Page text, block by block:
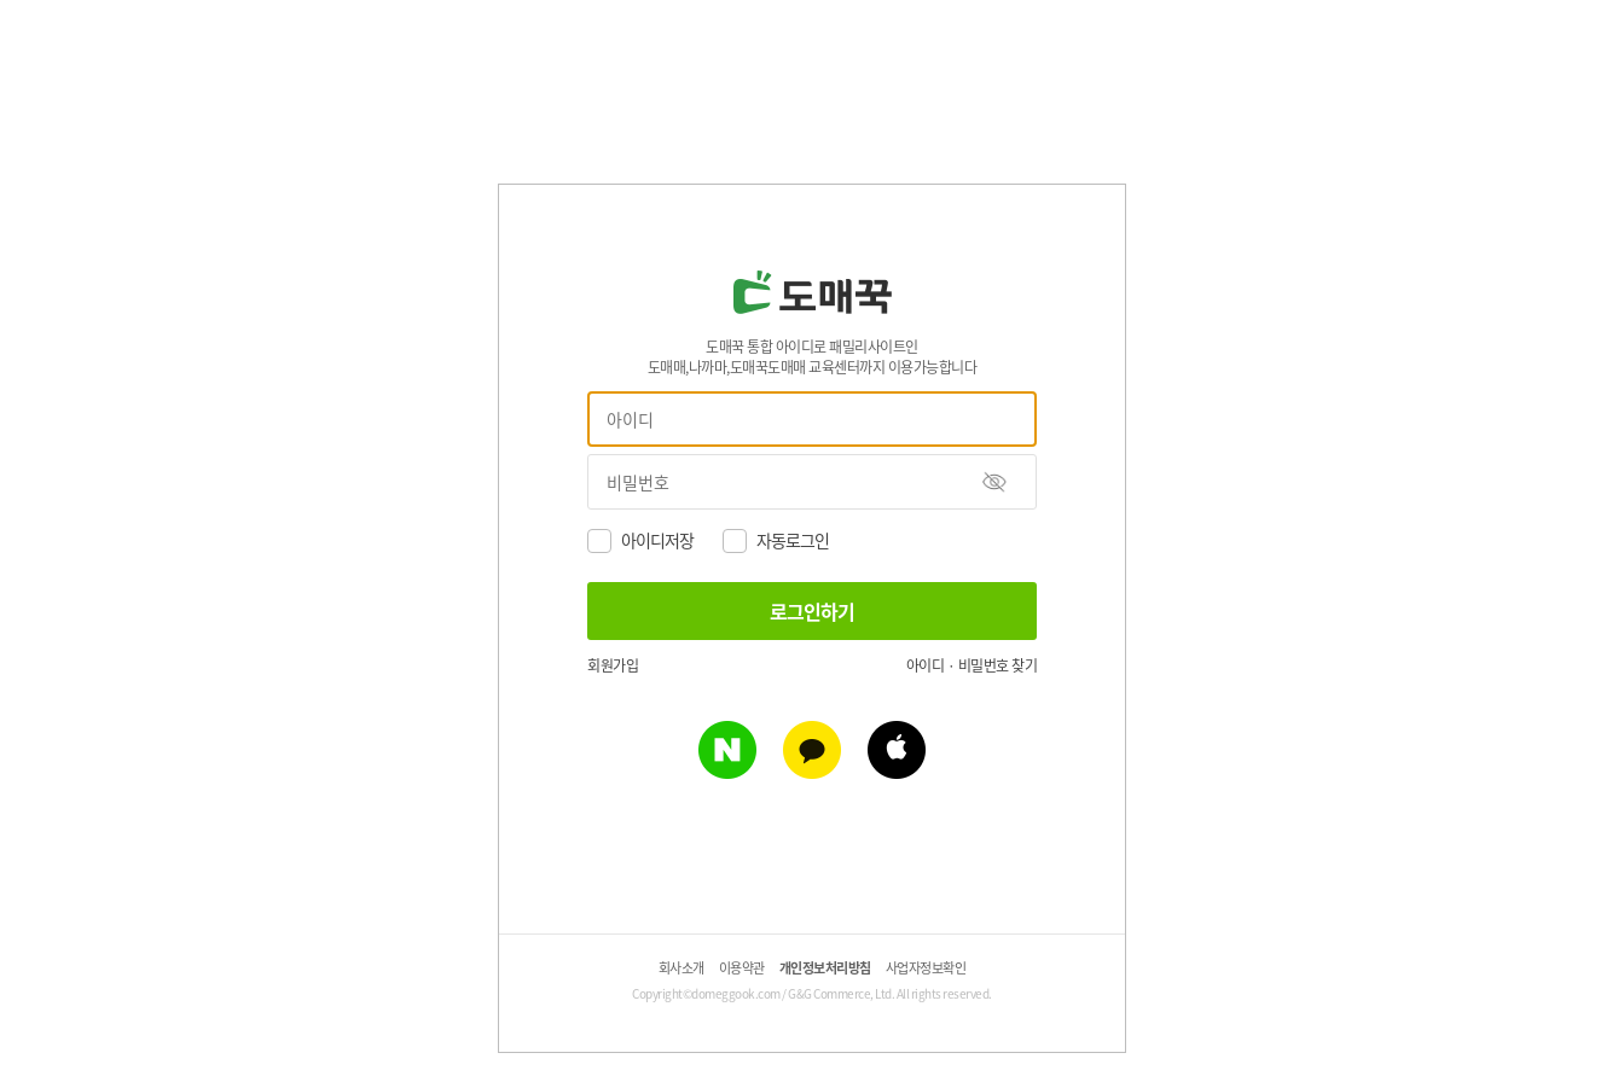
도매꾹 통합 아이디로 패밀리사이트인
도매매,나까마,도매꾹도매매 교육센터까지 이용가능합니다
아이디저장 자동로그인
회원가입 아이디 · 비밀번호 찾기
회사소개 이용약관 개인정보처리방침 사업자정보확인
Copyright©domeggook.com / G&G Commerce, Ltd. All rights reserved.